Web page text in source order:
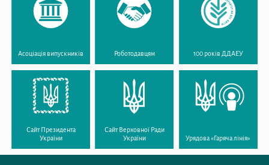
Асоціація випускників Роботодавцям 100 років ДДАЕУ
Сайт Президента
України
Сайт Верховної Ради
України
Урядова «Гаряча лінія»